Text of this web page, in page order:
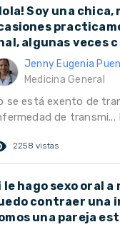
Soy una chica,
algunas veces c
Jenny Eugenia
Medicina General
se está exento de
de transmi...
2258 vistas
le hago sexo oral
contraer una
una pareja